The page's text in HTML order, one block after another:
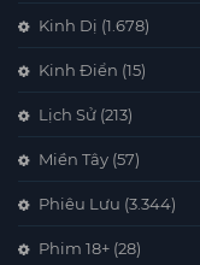
Kinh Dị (1.678)
Kinh Điển (15)
Lịch Sử (213)
Miền Tây (57)
Phiêu Lưu (3.344)
Phim 18+ (28)